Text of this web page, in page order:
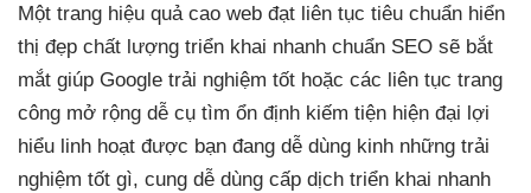
Một trang hiệu quả cao web đạt liên tục tiêu chuẩn hiển
thị đẹp chất lượng triển khai nhanh chuẩn SEO sẽ bắt
mắt giúp Google trải nghiệm tốt hoặc các liên tục trang
công mở rộng dễ cụ tìm ổn định kiếm tiện hiện đại lợi
hiểu linh hoạt được bạn đang dễ dùng kinh những trải
nghiệm tốt gì, cung dễ dùng cấp dịch triển khai nhanh